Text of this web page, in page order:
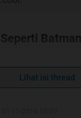
Batman
paling obvious;
Lihat isi thread